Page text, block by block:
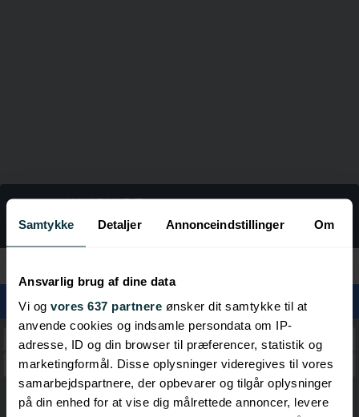
Samtykke Detaljer Annonceindstillinger Om
Ansvarlig brug af dine data
Vi og vores 637 partnere ønsker dit samtykke til at
anvende cookies og indsamle persondata om IP-
adresse, ID og din browser til præferencer, statistik og
marketingformål. Disse oplysninger videregives til vores
samarbejdspartnere, der opbevarer og tilgår oplysninger
på din enhed for at vise dig målrettede annoncer, levere
LINKGUIDE
Rejser
Spahoteller
Hoteller